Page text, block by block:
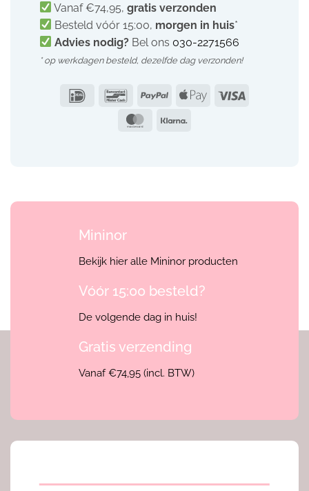
Vanaf €74,95,gratis verzonden
Besteld vóór 15:00, morgen in huis*
Advies nodig? Bel ons 030-2271566
* op werkdagen besteld, dezelfde dag verzonden!
IDeal Bancontact
PayPal Apple
Visa
MasterCard
Klarna
Mininor
Bekijk hier alle Mininor producten
Vóór 15:00 besteld?
De volgende dag in huis!
Gratis verzending
Vanaf €74,95 (incl. BTW)